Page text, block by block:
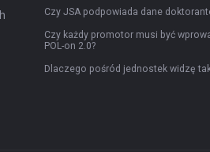
Czy JSA podpowiada dane
Czy każdy promotor musi być
POL-on 2.0?
Dlaczego pośród jednostek widzę